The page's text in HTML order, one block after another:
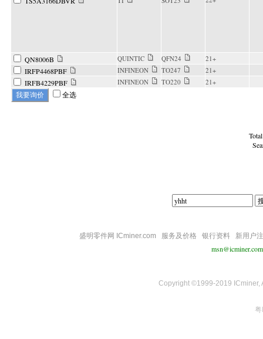
QN8006B QUINTIC QFN24 21+
IRFP4468PBF INFINEON TO247 21+
IRFB4229PBF INFINEON TO220 21+
全选
盛明零件网 ICminer.com 服务及价格 银行资料 新用户
msn@icminer.com
Copyright ©1999-2019 ICminer,